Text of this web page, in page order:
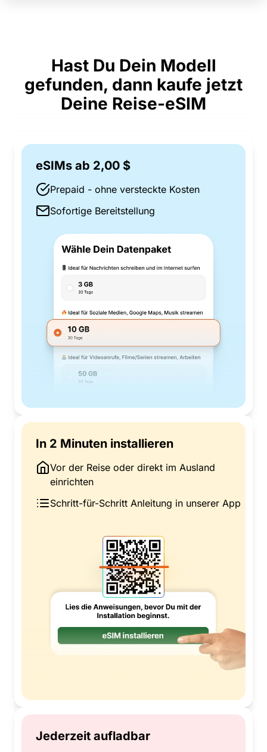
Hast Du Dein Modell
gefunden, dann kaufe jetzt
Deine Reise-eSIM
eSIMs ab 2,00 $
Prepaid - ohne versteckte Kosten
Sofortige Bereitstellung
In 2 Minuten installieren
Vor der Reise oder direkt im Ausland
einrichten
Schritt-für-Schritt Anleitung in unserer App
Jederzeit aufladbar